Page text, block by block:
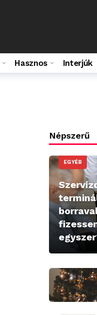
Hasznos Interjúk
Népszerű
EGYÉB